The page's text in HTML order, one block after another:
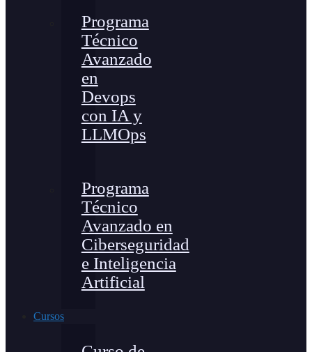
Programa
Técnico
Avanzado
en
Devops
con IA y
LLMOps
Programa
Técnico
Avanzado en
Ciberseguridad
e Inteligencia
Artificial
Cursos